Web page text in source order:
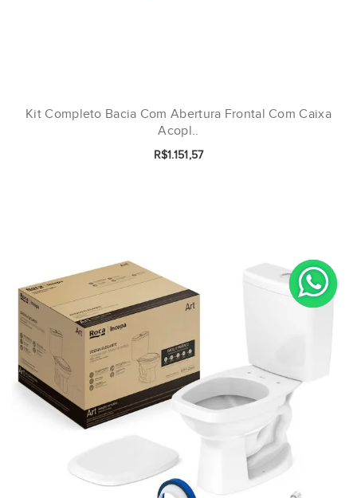
Kit Completo Bacia Com Abertura Frontal Com Caixa
Acopl..
R$1.151,57